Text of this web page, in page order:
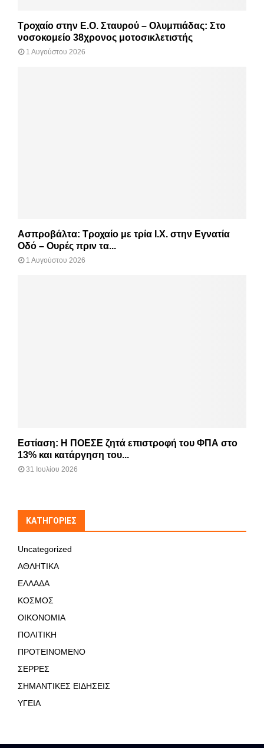
Τροχαίο στην Ε.Ο. Σταυρού – Ολυμπιάδας: Στο
νοσοκομείο 38χρονος μοτοσικλετιστής
1 Αυγούστου 2026
Ασπροβάλτα: Τροχαίο με τρία Ι.Χ. στην Εγνατία
Οδό – Ουρές πριν τα...
1 Αυγούστου 2026
Εστίαση: Η ΠΟΕΣΕ ζητά επιστροφή του ΦΠΑ στο
13% και κατάργηση του...
31 Ιουλίου 2026
KΑΤΗΓΟΡΊΕΣ
Uncategorized
ΑΘΛΗΤΙΚΑ
ΕΛΛΑΔΑ
ΚΟΣΜΟΣ
ΟΙΚΟΝΟΜΙΑ
ΠΟΛΙΤΙΚΗ
ΠΡΟΤΕΙΝΟΜΕΝΟ
ΣΕΡΡΕΣ
ΣΗΜΑΝΤΙΚΕΣ ΕΙΔΗΣΕΙΣ
ΥΓΕΙΑ